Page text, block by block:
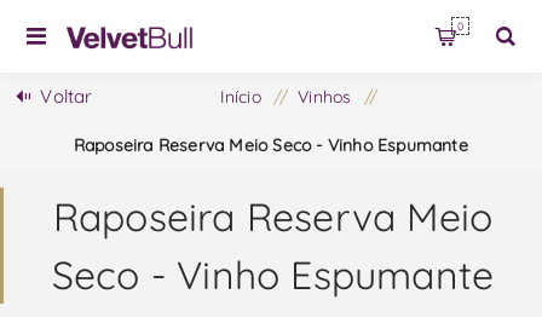
0
Voltar Início / Vinhos /
Raposeira Reserva Meio Seco - Vinho Espumante
Raposeira Reserva Meio
Seco - Vinho Espumante